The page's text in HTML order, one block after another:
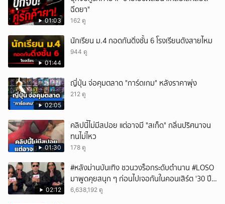
01:03
ฉีดยา"
162 ดู
01:44
นักเรียน ม.4 กอดกันดิ่งชั้น 6 โรงเรียนดังสายไหม
944 ดู
02:05
ญี่ปุ่น จ่อคุมตลาด "การ์ดเกม" หลังราคาพุ่ง
212 ดู
01:30
คลิปนี้ไม่มีสปอย แต่อาจมี "สเก็ด" กลิ่นปริศนาจน
ทนไม่ไหว
178 ดู
02:12
#หลังม่านบันเทิง ชวนวงร็อกระดับตำนาน #LOSO
มาพูดคุยสนุก ๆ ก่อนไปเจอกันในคอนเสิร์ต '30 ปี
LOSO นานเท่าไรก็รอ'
6,638,192 ดู
ยกเลิก